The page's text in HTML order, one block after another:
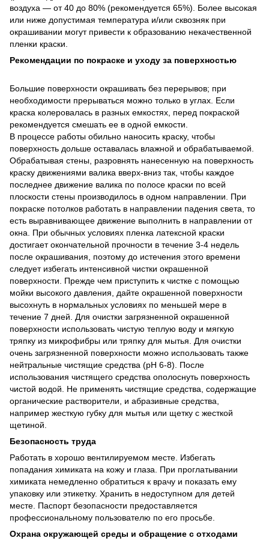
воздуха — от 40 до 80% (рекомендуется 65%). Более высокая
или ниже допустимая температура и/или сквозняк при
окрашивании могут привести к образованию некачественной
пленки краски.
Рекомендации по покраске и уходу за поверхностью
Большие поверхности окрашивать без перерывов; при
необходимости прерываться можно только в углах. Если
краска колеровалась в разных емкостях, перед покраской
рекомендуется смешать ее в одной емкости.
В процессе работы обильно наносить краску, чтобы
поверхность дольше оставалась влажной и обрабатываемой.
Обрабатывая стены, разровнять нанесенную на поверхность
краску движениями валика вверх-вниз так, чтобы каждое
последнее движение валика по полосе краски по всей
плоскости стены производилось в одном направлении. При
покраске потолков работать в направлении падения света, то
есть выравнивающее движение выполнить в направлении от
окна. При обычных условиях пленка латексной краски
достигает окончательной прочности в течение 3-4 недель
после окрашивания, поэтому до истечения этого времени
следует избегать интенсивной чистки окрашенной
поверхности. Прежде чем приступить к чистке с помощью
мойки высокого давления, дайте окрашенной поверхности
высохнуть в нормальных условиях по меньшей мере в
течение 7 дней. Для очистки загрязненной окрашенной
поверхности использовать чистую теплую воду и мягкую
тряпку из микрофибры или тряпку для мытья. Для очистки
очень загрязненной поверхности можно использовать также
нейтральные чистящие средства (pH 6-8). После
использования чистящего средства ополоснуть поверхность
чистой водой. Не применять чистящие средства, содержащие
органические растворители, и абразивные средства,
например жесткую губку для мытья или щетку с жесткой
щетиной.
Безопасность труда
Работать в хорошо вентилируемом месте. Избегать
попадания химиката на кожу и глаза. При проглатывании
химиката немедленно обратиться к врачу и показать ему
упаковку или этикетку. Хранить в недоступном для детей
месте. Паспорт безопасности предоставляется
профессиональному пользователю по его просьбе.
Охрана окружающей среды и обращение с отходами